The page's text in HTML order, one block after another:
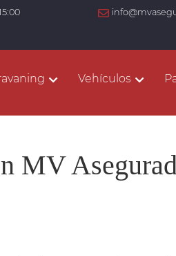
Vehículos
MV